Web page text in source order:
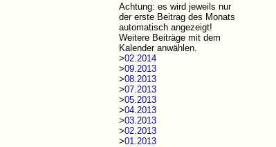
Achtung: es wird jeweils nur
der erste Beitrag des Monats
automatisch angezeigt!
Weitere Beiträge mit dem
Kalender anwählen.
>02.2014
>09.2013
>08.2013
>07.2013
>05.2013
>04.2013
>03.2013
>02.2013
>01.2013